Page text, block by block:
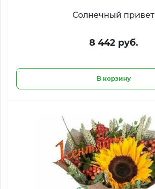
Солнечный привет
8 442 руб.
В корзину